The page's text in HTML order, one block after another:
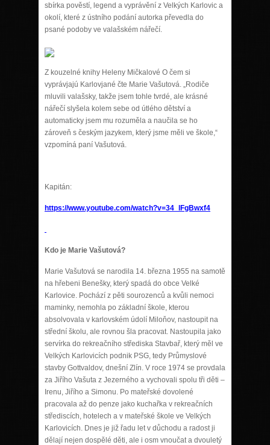
sbírka pověstí, legend a vyprávění z Velkých Karlovic a
okolí, které z ústního podání autorka převedla do
psané podoby ve valašském nářečí.
Z kouzelné knihy Heleny Mičkalové O čem si
vyprávjajú Karlovjané čte Marie Vašutová. „Rodiče
mluvili valašsky, takže jsem tohle tvrdé, ale krásné
nářečí slyšela kolem sebe od útlého dětství a
automaticky jsem mu rozuměla a naučila se ho
zároveň s českým jazykem, který jsme měli ve škole,“
vzpomíná paní Vašutová.
Kapitán:
https://www.youtube.com/watch?v=34_lFgBwxf4
Kdo je Marie Vašutová?
Marie Vašutová se narodila 14. března 1955 na samotě
na hřebeni Benešky, který spadá do obce Velké
Karlovice. Pochází z pěti sourozenců a kvůli nemoci
maminky, nemohla po základní škole, kterou
absolvovala v karlovském údolí Miloňov, nastoupit na
střední školu, ale rovnou šla pracovat. Nastoupila jako
servírka do rekreačního střediska Stavbař, který měl ve
Velkých Karlovicích podnik PSG, tedy Průmyslové
stavby Gottvaldov, dnešní Zlín. V roce 1974 se provdala
za Jiřího Vašuta z Jezerného a vychovali spolu tři děti –
Irenu, Jiřího a Simonu. Po mateřské dovolené
pracovala až do penze jako kuchařka v rekreačních
střediscích, hotelech a v mateřské škole ve Velkých
Karlovicích. Dnes je již řadu let v důchodu a radost ji
dělají nejen dospělé děti, ale i osm vnoučat a dvouletý